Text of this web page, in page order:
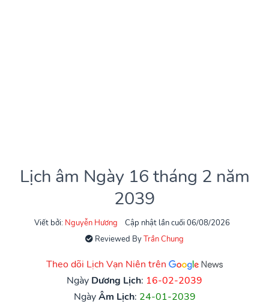
Lịch âm Ngày 16 tháng 2 năm
2039
Viết bởi: Nguyễn Hương
Cập nhật lần cuối 06/08/2026
Reviewed ByTrần Chung
Theo dõi Lịch Vạn Niên trên
Ngày Dương Lịch: 16-02-2039
NgàyÂm Lịch: 24-01-2039